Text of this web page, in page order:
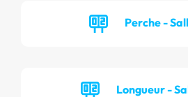
Perche -
Longueur -